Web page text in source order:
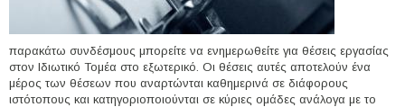
παρακάτω συνδέσμους μπορείτε να ενημερωθείτε για θέσεις εργασίας
στον Ιδιωτικό Τομέα στο εξωτερικό. Οι θέσεις αυτές αποτελούν ένα
μέρος των θέσεων που αναρτώνται καθημερινά σε διάφορους
ιστότοπους και κατηγοριοποιούνται σε κύριες ομάδες ανάλογα με το